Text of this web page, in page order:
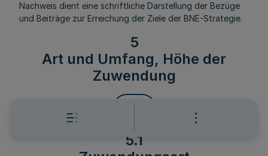
Nachweis dient eine schriftliche Darstellung der Bezüge
und Beiträge zur Erreichung der Ziele der BNE-Strategie.
5
Art und Umfang, Höhe der
Zuwendung
5.1